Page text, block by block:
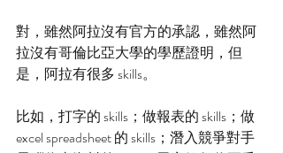
對，雖然阿拉沒有官方的承認，雖然阿
拉沒有哥倫比亞大學的學歷證明，但
是，阿拉有很多 skills。
比如，打字的 skills；做報表的 skills；做
excel spreadsheet 的 skills；潛入競爭對手